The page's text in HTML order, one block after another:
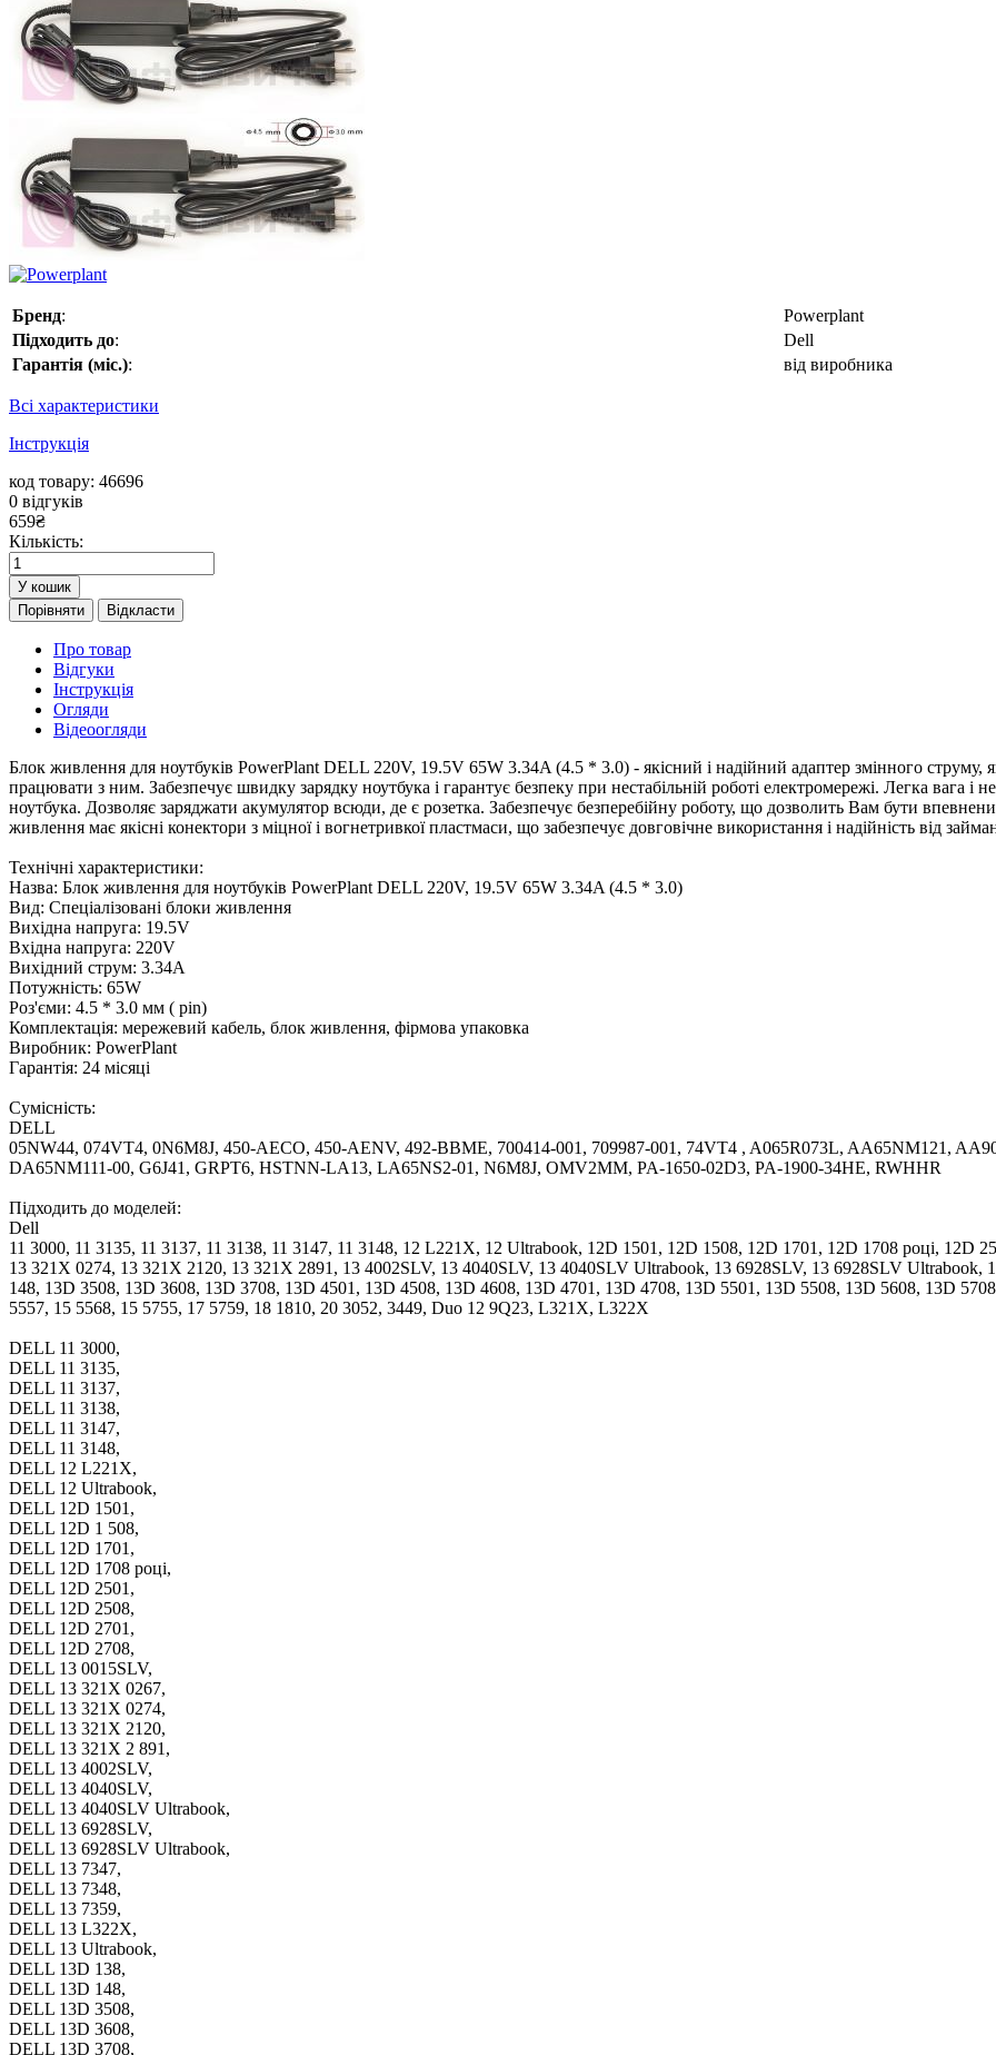
Бренд:
Powerplant
Підходить до:
Dell
Гарантія (міс.): від виробника
Всі характеристики
Інструкція
код товару: 46696
0 відгуків
659₴
Кількість:
У кошик
Порівняти
Відкласти
Про товар
Відгуки
Інструкція
Огляди
Відеоогляди
Блок живлення для ноутбуків PowerPlant DELL 220V, 19.5V 65W 3.34A (4.5 * 3.0) - якісний і надійний адаптер змінного струму,
працювати з ним. Забезпечує швидку зарядку ноутбука і гарантує безпеку при нестабільній роботі електромережі. Легка вага і
ноутбука. Дозволяє заряджати акумулятор всюди, де є розетка. Забезпечує безперебійну роботу, що дозволить Вам бути
живлення має якісні конектори з міцної і вогнетривкої пластмаси, що забезпечує довговічне використання і надійність від
Технічні характеристики:
Назва: Блок живлення для ноутбуків PowerPlant DELL 220V, 19.5V 65W 3.34A (4.5 * 3.0)
Вид: Спеціалізовані блоки живлення
Вихідна напруга: 19.5V
Вхідна напруга: 220V
Вихідний струм: 3.34A
Потужність: 65W
Роз'єми: 4.5 * 3.0 мм ( pin)
Комплектація: мережевий кабель, блок живлення, фірмова упаковка
Виробник: PowerPlant
Гарантія: 24 місяці
Сумісність:
DELL
05NW44, 074VT4, 0N6M8J, 450-AECO, 450-AENV, 492-BBME, 700414-001, 709987-001, 74VT4 , A065R073L, AA65NM121,
DA65NM111-00, G6J41, GRPT6, HSTNN-LA13, LA65NS2-01, N6M8J, OMV2MM, PA-1650-02D3, PA-1900-34HE, RWHHR
Підходить до моделей:
Dell
11 3000, 11 3135, 11 3137, 11 3138, 11 3147, 11 3148, 12 L221X, 12 Ultrabook, 12D 1501, 12D 1508, 12D 1701, 12D 1708 році, 12D
13 321X 0274, 13 321X 2120, 13 321X 2891, 13 4002SLV, 13 4040SLV, 13 4040SLV Ultrabook, 13 6928SLV, 13 6928SLV
148, 13D 3508, 13D 3608, 13D 3708, 13D 4501, 13D 4508, 13D 4608, 13D 4701, 13D 4708, 13D 5501, 13D 5508, 13D 5608, 13D
5557, 15 5568, 15 5755, 17 5759, 18 1810, 20 3052, 3449, Duo 12 9Q23, L321X, L322X
DELL 11 3000,
DELL 11 3135,
DELL 11 3137,
DELL 11 3138,
DELL 11 3147,
DELL 11 3148,
DELL 12 L221X,
DELL 12 Ultrabook,
DELL 12D 1501,
DELL 12D 1 508,
DELL 12D 1701,
DELL 12D 1708 році,
DELL 12D 2501,
DELL 12D 2508,
DELL 12D 2701,
DELL 12D 2708,
DELL 13 0015SLV,
DELL 13 321X 0267,
DELL 13 321X 0274,
DELL 13 321X 2120,
DELL 13 321X 2 891,
DELL 13 4002SLV,
DELL 13 4040SLV,
DELL 13 4040SLV Ultrabook,
DELL 13 6928SLV,
DELL 13 6928SLV Ultrabook,
DELL 13 7347,
DELL 13 7348,
DELL 13 7359,
DELL 13 L322X,
DELL 13 Ultrabook,
DELL 13D 138,
DELL 13D 148,
DELL 13D 3508,
DELL 13D 3608,
DELL 13D 3708,